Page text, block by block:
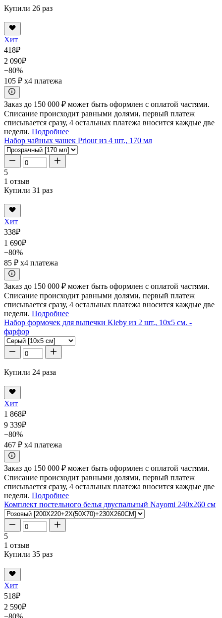
Купили 26 раз
Хит
418₽
2 090₽
−80%
105 ₽ x4 платежа
Заказ до 150 000 ₽ может быть оформлен с оплатой частями.
Списание происходит равными долями, первый платеж
списывается сразу, 4 остальных платежа вносится каждые две
недели. Подробнее
Набор чайных чашек Priour из 4 шт., 170 мл
5
1 отзыв
Купили 31 раз
Хит
338₽
1 690₽
−80%
85 ₽ x4 платежа
Заказ до 150 000 ₽ может быть оформлен с оплатой частями.
Списание происходит равными долями, первый платеж
списывается сразу, 4 остальных платежа вносится каждые две
недели. Подробнее
Набор формочек для выпечки Kleby из 2 шт., 10x5 см. -
фарфор
Купили 24 раза
Хит
1 868₽
9 339₽
−80%
467 ₽ x4 платежа
Заказ до 150 000 ₽ может быть оформлен с оплатой частями.
Списание происходит равными долями, первый платеж
списывается сразу, 4 остальных платежа вносится каждые две
недели. Подробнее
Комплект постельного белья двуспальный Nayomi 240x260 см
5
1 отзыв
Купили 35 раз
Хит
518₽
2 590₽